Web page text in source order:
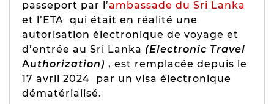
passeport par l’ambassade du Sri Lanka
et l’ETA qui était en réalité une
autorisation électronique de voyage et
d’entrée au Sri Lanka (Electronic Travel
Authorization) , est remplacée depuis le
17 avril 2024 par un visa électronique
dématérialisé.